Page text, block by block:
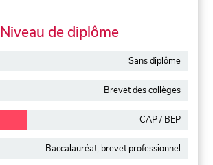
Niveau de diplôme
Sans diplôme
Brevet des collèges
CAP / BEP
Baccalauréat, brevet professionnel